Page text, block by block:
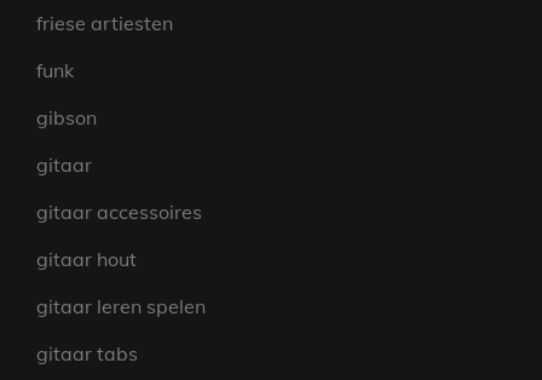
friese artiesten
funk
gibson
gitaar
gitaar accessoires
gitaar hout
gitaar leren spelen
gitaar tabs